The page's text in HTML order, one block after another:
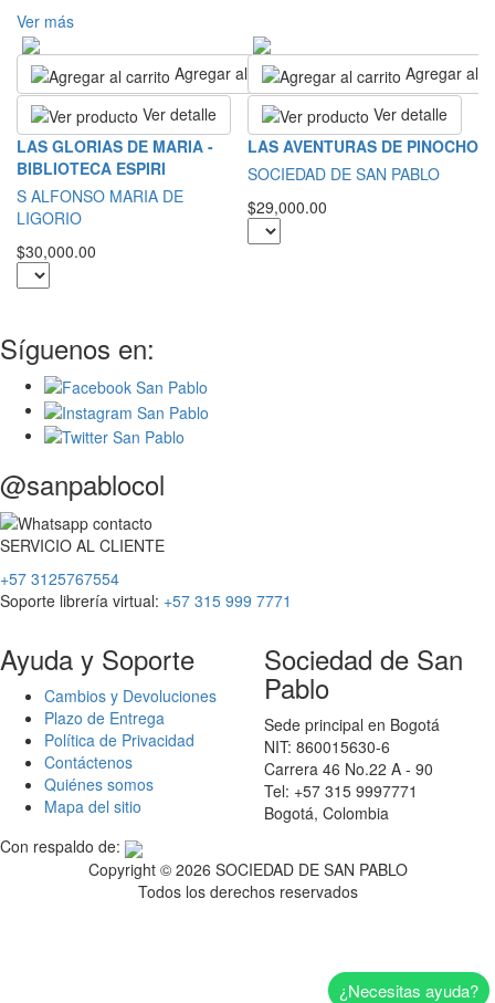
Ver más
Agregar al carrito
Ver detalle
LAS GLORIAS DE MARIA -
BIBLIOTECA ESPIRI
S ALFONSO MARIA DE
LIGORIO
$30,000.00
Agregar al
Ver detalle
LAS AVENTURAS DE PINOCHO
SOCIEDAD DE SAN PABLO
$29,000.00
Síguenos en:
@sanpablocol
SERVICIO AL CLIENTE
+57 3125767554
Soporte librería virtual: +57 315 999 7771
Ayuda y Soporte
Cambios y Devoluciones
Plazo de Entrega
Política de Privacidad
Contáctenos
Quiénes somos
Mapa del sitio
Sociedad de San
Pablo
Sede principal en Bogotá
NIT: 860015630-6
Carrera 46 No.22 A - 90
Tel: +57 315 9997771
Bogotá, Colombia
Con respaldo de:
Copyright © 2026 SOCIEDAD DE SAN PABLO
Todos los derechos reservados
¿Necesitas ayuda?